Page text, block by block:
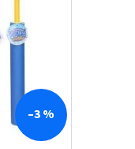
–3 %